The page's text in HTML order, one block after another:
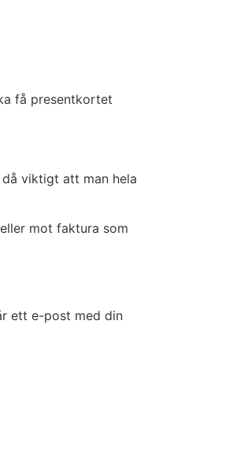
få presentkortet
viktigt att man hela
mot faktura som
ett e-post med din